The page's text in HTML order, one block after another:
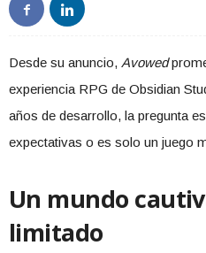
Desde su anuncio, Avowed
experiencia RPG de Obsidian
años de desarrollo, la pregunta
expectativas o es solo un juego
Un mundo
limitado